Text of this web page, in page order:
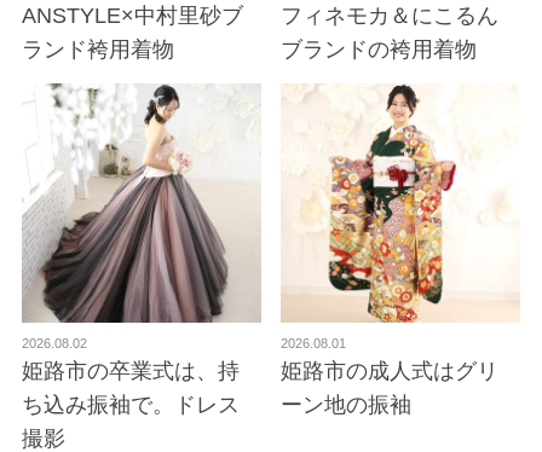
ANSTYLE×中村里砂ブ
ランド袴用着物
フィネモカ＆にこるん
ブランドの袴用着物
2026.08.02
姫路市の卒業式は、持
ち込み振袖で。ドレス
撮影
2026.08.01
姫路市の成人式はグリ
ーン地の振袖